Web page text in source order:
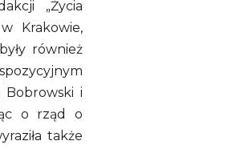
„Życia
Krakowie,
również
Bobrowski i
o rząd o
także